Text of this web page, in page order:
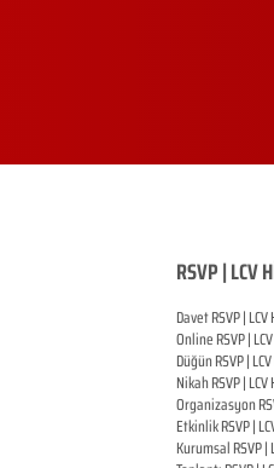
RSVP | LCV
Davet RSVP |
OnlineRSVP |
DüğünRSVP |
NikahRSVP |
Organizasyon
EtkinlikRSVP |
KurumsalRSVP |